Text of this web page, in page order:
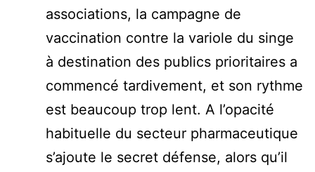
associations, la campagne de
vaccination contre la variole du singe
à destination des publics prioritaires a
commencé tardivement, et son rythme
est beaucoup trop lent. A l’opacité
habituelle du secteur pharmaceutique
s’ajoute le secret défense, alors qu’il